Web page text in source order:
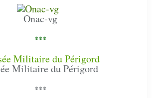
Onac-vg
***
Militaire du Périgord
***